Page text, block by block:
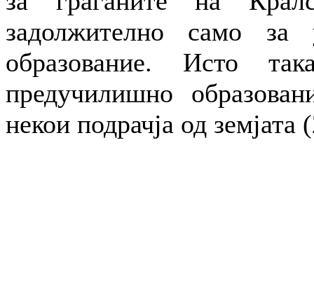
задолжително само за
образование. Исто
предучилишно
некои подрачја од земјата